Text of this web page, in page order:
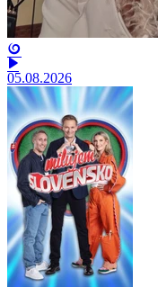
05.08.2026